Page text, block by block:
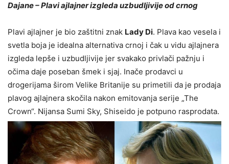
Dajane – Plavi ajlajner izgleda uzbudljivije od crnog
Plavi ajlajner je bio zaštitni znak Lady Di. Plava kao vesela i
svetla boja je idealna alternativa crnoj i čak u vidu ajlajnera
izgleda lepše i uzbudljivije jer svakako privlači pažnju i
očima daje poseban šmek i sjaj. Inače prodavci u
drogerijama širom Velike Britanije su primetili da je prodaja
plavog ajlajnera skočila nakon emitovanja serije „The
Crown“. Nijansa Sumi Sky, Shiseido je potpuno rasprodata.